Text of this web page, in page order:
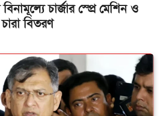
চার্জার স্প্রে মেশিন ও
বিতরণ